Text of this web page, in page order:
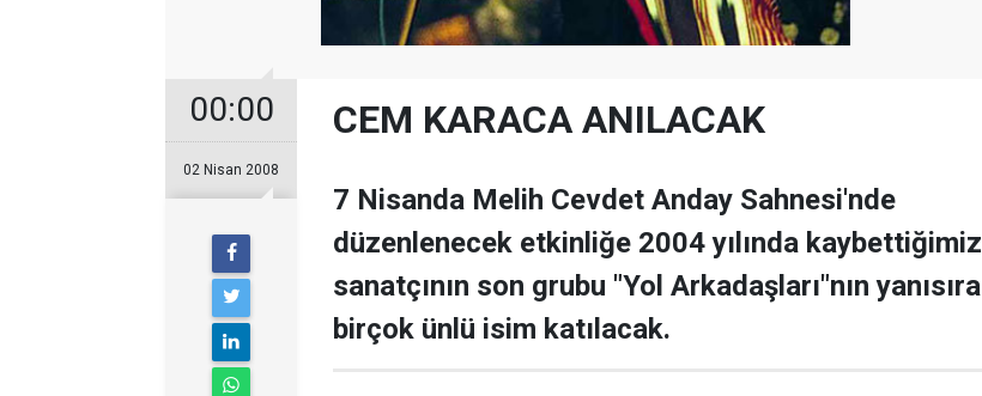
00:00
02 Nisan 2008
CEM KARACA ANILACAK
7 Nisanda Melih Cevdet Anday Sahnesi'nde
düzenlenecek etkinliğe 2004 yılında kaybettiğimiz
sanatçının son grubu "Yol Arkadaşları"nın yanısıra
birçok ünlü isim katılacak.